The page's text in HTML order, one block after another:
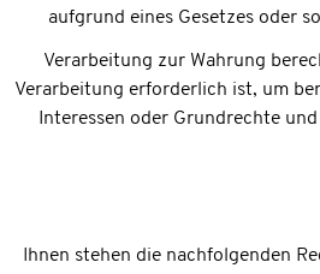
aufgrund eines Gesetzes oder
Verarbeitung zur Wahrung
Verarbeitung erforderlich ist, um
Interessen oder Grundrechte
Ihnen stehen die nachfolgenden